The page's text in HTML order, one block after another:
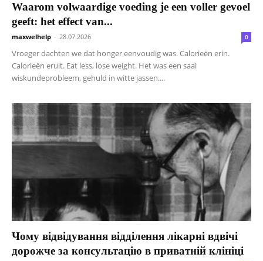
Waarom volwaardige voeding je een voller gevoel
geeft: het effect van...
maxwelhelp - 28.07.2026 0
Vroeger dachten we dat honger eenvoudig was. Calorieën erin.
Calorieën eruit. Eat less, lose weight. Het was een saai
wiskundeprobleem, gehuld in witte jassen....
Чому відвідування відділення лікарні вдвічі
дорожче за консультацію в приватній клініці